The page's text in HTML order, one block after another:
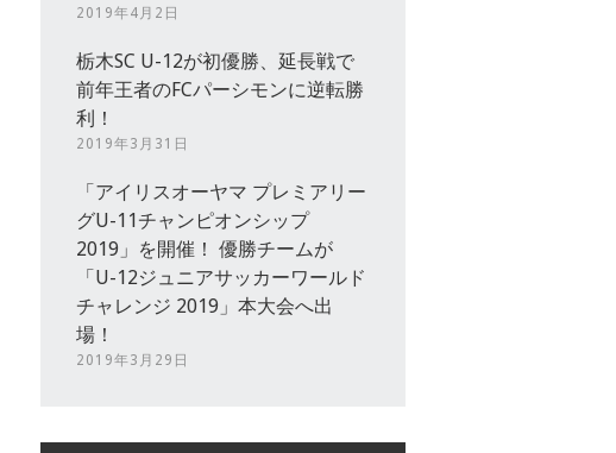
2019年4月2日
栃木SC U-12が初優勝、延長戦で
前年王者のFCパーシモンに逆転勝
利！
2019年3月31日
「アイリスオーヤマ プレミアリー
グU-11チャンピオンシップ
2019」を開催！ 優勝チームが
「U-12ジュニアサッカーワールド
チャレンジ 2019」本大会へ出
場！
2019年3月29日